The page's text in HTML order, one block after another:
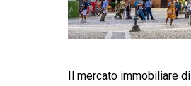
Il mercato immobiliare